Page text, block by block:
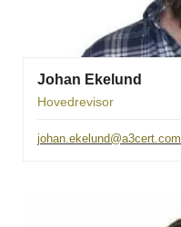
Johan Ekelund
Hovedrevisor
johan.ekelund@a3cert.com